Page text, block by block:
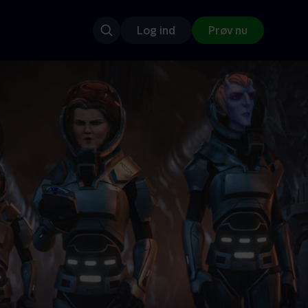
Log ind Prøv nu